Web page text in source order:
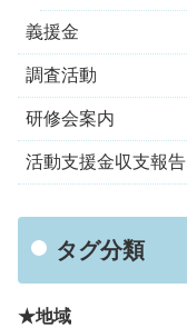
義援金
調査活動
研修会案内
活動支援金収支報告
タグ分類
★地域